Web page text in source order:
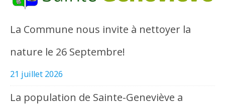
La Commune nous invite à nettoyer la
nature le 26 Septembre!
21 juillet 2026
La population de Sainte-Geneviève a